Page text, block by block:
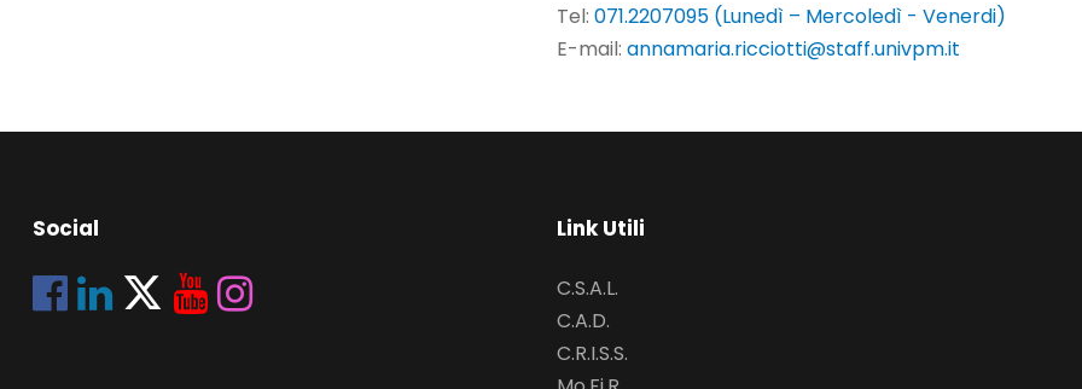
Tel: 071.2207095 (Lunedì – Mercoledì - Venerdi)
E-mail:annamaria.ricciotti@staff.univpm.it
Social Link Utili
C.S.A.L.
C.A.D.
C.R.I.S.S.